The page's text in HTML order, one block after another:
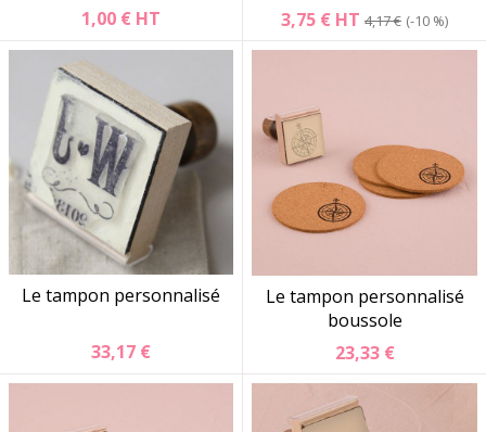
1,00 € HT
3,75 € HT 4,17 € -10 %
Le tampon personnalisé
33,17 €
Le tampon personnalisé
boussole
23,33 €